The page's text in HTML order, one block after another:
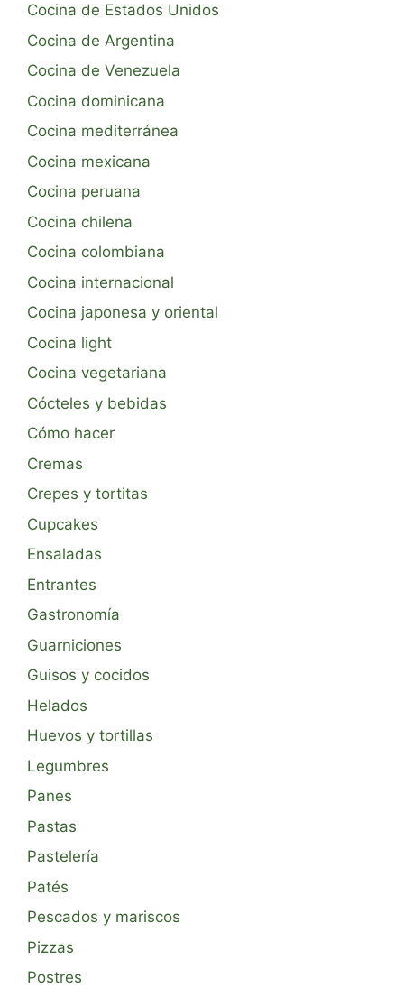
Cocina de Estados Unidos
Cocina de Argentina
Cocina de Venezuela
Cocina dominicana
Cocina mediterránea
Cocina mexicana
Cocina peruana
Cocina chilena
Cocina colombiana
Cocina internacional
Cocina japonesa y oriental
Cocina light
Cocina vegetariana
Cócteles y bebidas
Cómo hacer
Cremas
Crepes y tortitas
Cupcakes
Ensaladas
Entrantes
Gastronomía
Guarniciones
Guisos y cocidos
Helados
Huevos y tortillas
Legumbres
Panes
Pastas
Pastelería
Patés
Pescados y mariscos
Pizzas
Postres